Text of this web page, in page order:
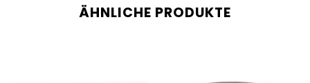
ÄHNLICHE PRODUKTE